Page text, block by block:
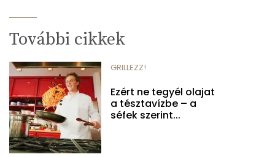
További cikkek
GRILLEZZ!
Ezért ne tegyél olajat
a tésztavízbe – a
séfek szerint...